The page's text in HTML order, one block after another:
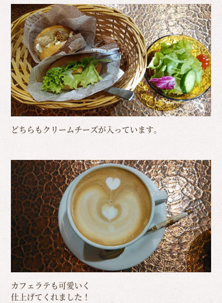
どちらもクリームチーズが入っています。
カフェラテも可愛いく
仕上げてくれました！